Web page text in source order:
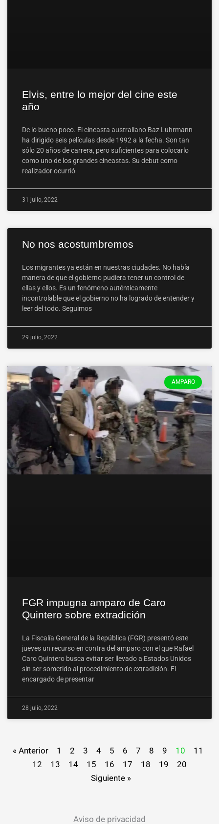
Elvis, entre lo mejor del cine este
año
De lo bueno poco. El cineasta australiano Baz Luhrmann
ha dirigido seis películas desde 1992 a la fecha. Son tan
sólo 20 años de carrera, pero suficientes para colocarlo
como uno de los grandes cineastas. Su debut como
realizador ocurrió
31 julio, 2022
No nos acostumbremos
Los migrantes ya están en nuestras ciudades. No había
manera de que el gobierno pudiera tener un control de
ellas y ellos. Es un fenómeno auténticamente
incontrolable que el gobierno no ha logrado de entender y
leer del todo. Seguimos
29 julio, 2022
AMPARO
FGR impugna amparo de Caro
Quintero sobre extradición
La Fiscalía General de la República (FGR) presentó este
jueves un recurso en contra del amparo con el que Rafael
Caro Quintero busca evitar ser llevado a Estados Unidos
sin ser sometido al procedimiento de extradición. El
encargado de presentar
28 julio, 2022
« Anterior 1 2 3 4 5 6 7 8 9 10
11
12
13 14 15 16 17 18 19
20
Siguiente »
Aviso de privacidad